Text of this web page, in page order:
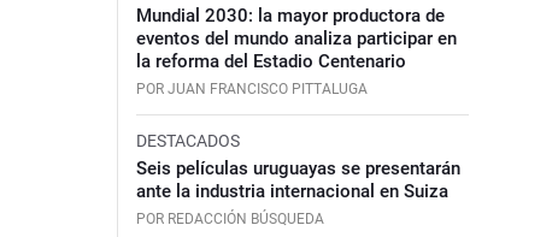
Mundial 2030: la mayor productora de
eventos del mundo analiza participar en
la reforma del Estadio Centenario
POR JUAN FRANCISCO PITTALUGA
DESTACADOS
Seis películas uruguayas se presentarán
ante la industria internacional en Suiza
POR REDACCIÓN BÚSQUEDA